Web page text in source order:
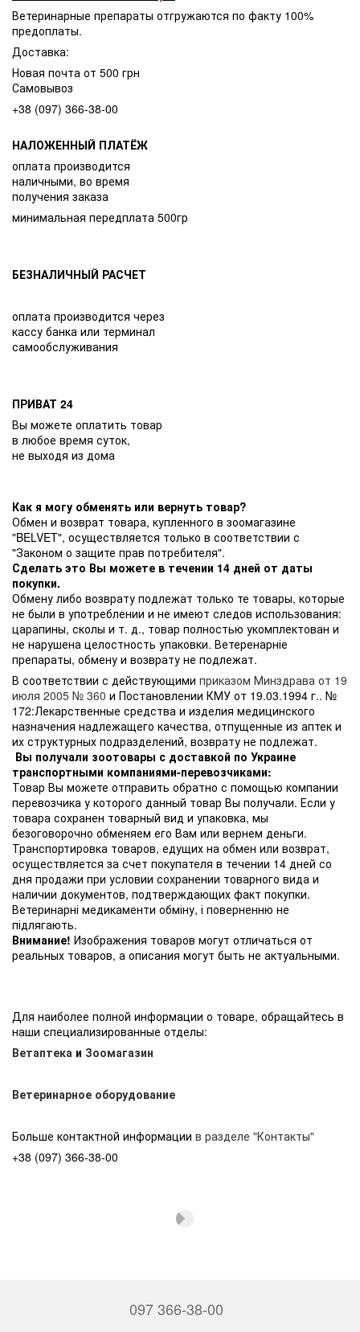
Ветеринарные препараты отгружаются по факту 100%
предоплаты.
Доставка:
Новая почта от 500 грн
Самовывоз
+38 (097) 366-38-00
НАЛОЖЕННЫЙ ПЛАТЁЖ
оплата производится
наличными, во время
получения заказа
минимальная передплата 500гр
БЕЗНАЛИЧНЫЙ РАСЧЕТ
оплата производится через
кассу банка или терминал
самообслуживания
ПРИВАТ 24
Вы можете оплатить товар
в любое время суток,
не выходя из дома
Как я могу обменять или вернуть товар?
Обмен и возврат товара, купленного в зоомагазине
"BELVET", осуществляется только в соответствии с
"Законом о защите прав потребителя".
Сделать это Вы можете в течении 14 дней от даты
покупки.
Обмену либо возврату подлежат только те товары, которые
не были в употреблении и не имеют следов использования:
царапины, сколы и т. д., товар полностью укомплектован и
не нарушена целостность упаковки. Ветеренарніе
препараты, обмену и возврату не подлежат.
В соответствии с действующими приказом Минздрава от 19
июля 2005 № 360 и Постановлении КМУ от 19.03.1994 г.. №
172:Лекарственные средства и изделия медицинского
назначения надлежащего качества, отпущенные из аптек и
их структурных подразделений, возврату не подлежат.
Вы получали зоотовары с доставкой по Украине
транспортными компаниями-перевозчиками:
Товар Вы можете отправить обратно с помощью компании
перевозчика у которого данный товар Вы получали. Если у
товара сохранен товарный вид и упаковка, мы
безоговорочно обменяем его Вам или вернем деньги.
Транспортировка товаров, едущих на обмен или возврат,
осуществляется за счет покупателя в течении 14 дней со
дня продажи при условии сохранении товарного вида и
наличии документов, подтверждающих факт покупки.
Ветеринарні медикаменти обміну, і поверненню не
підлягають.
Внимание! Изображения товаров могут отличаться от
реальных товаров, а описания могут быть не актуальными.
Для наиболее полной информации о товаре, обращайтесь в
наши специализированные отделы:
Ветаптека и Зоомагазин
Ветеринарное оборудование
Больше контактной информации в разделе "Контакты"
+38 (097) 366-38-00
097 366-38-00